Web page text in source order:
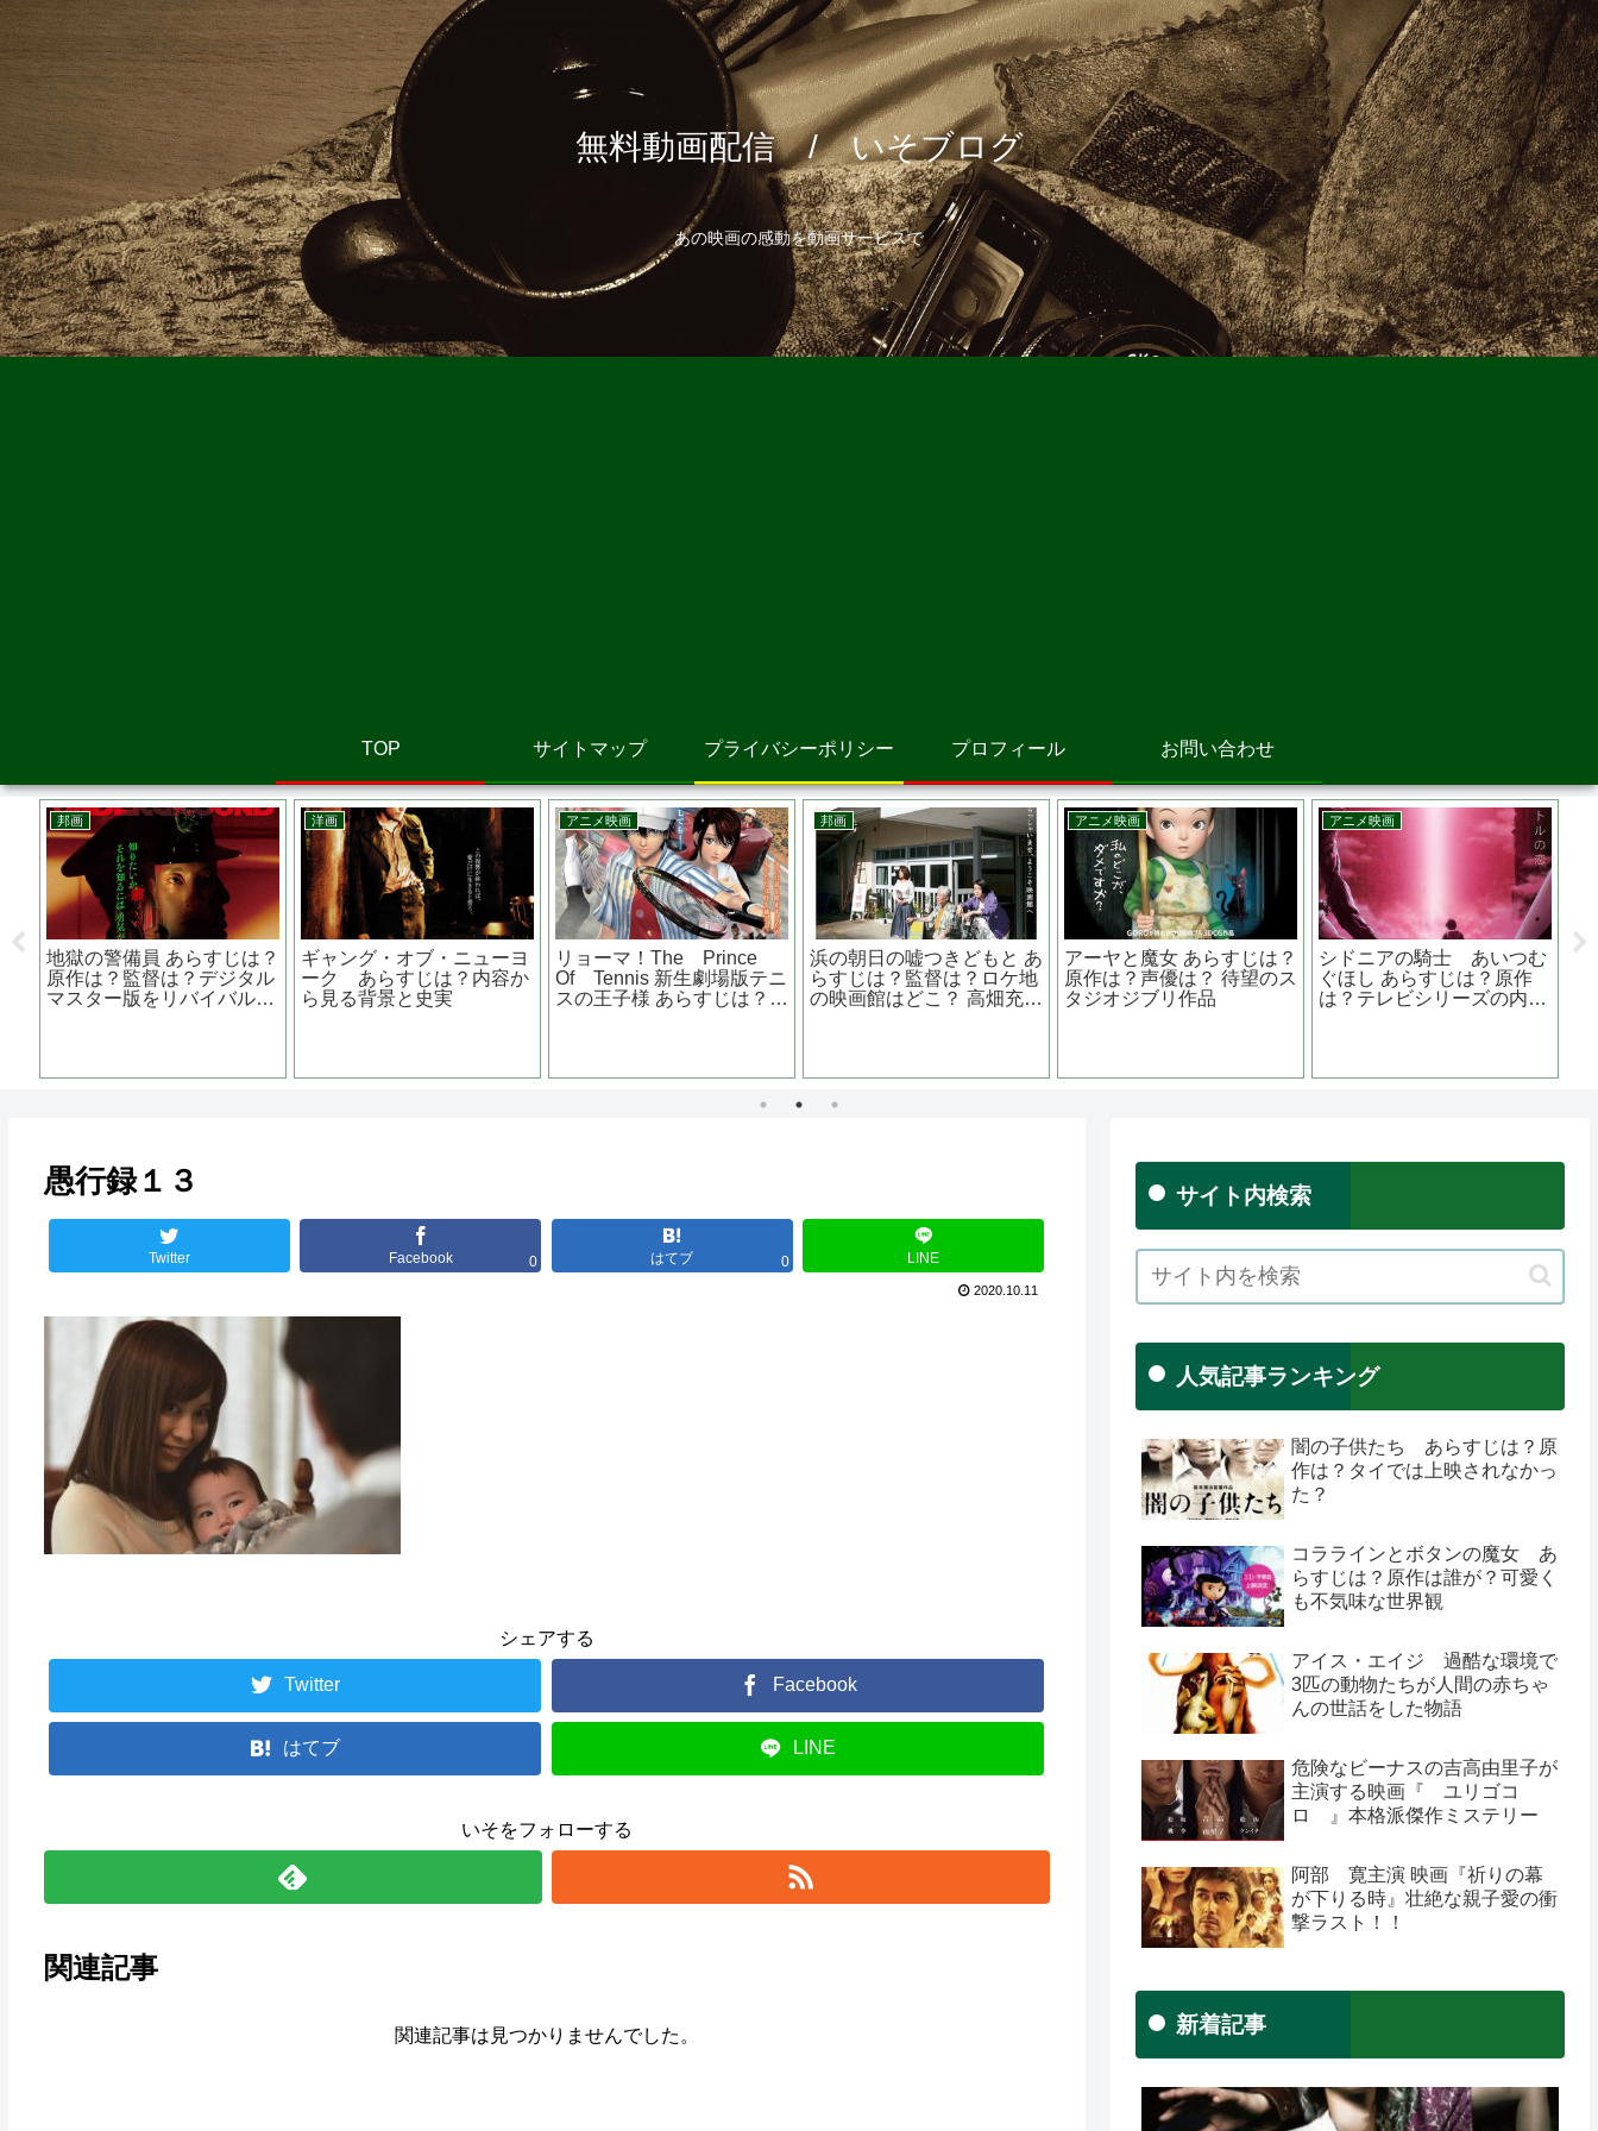
無料動画配信 / いそブログ
あの映画の感動を動画サービスで
TOP サイトマップ プライバシーポリシー プロフィール お問い合わせ
いつむ
原作
の内容
韓国映画
無垢なる証人 チョン・ウ
ソン主演 キム・ヒャンギ
さんの演技が素晴らしい
邦画
ＦＵＮＮＹ ＢＵＮＮＹ あ
らすじは？原作は？ロケ地
は？ 中川大志主演
韓国映画
雨とあなたの物語 あらすじ
は？監督は？ 韓国恋愛映画
代表作は？ カン・ハヌル主
洋画
Ｇ．Ｉ．ジョー 漆黒のス
ネークアイズ あらすじは？
キャストは？ 日本のロケ地
邦画
真夏の方程式 あらすじ
は？キャストは？？前作、
容疑者Xの献身との違い
アニメ映画
サイダーのように言葉が湧
き上がる あらすじは？原
は？ 気になる声優は？
愚行録１３
Twitter Facebook 0 はてブ 0 LINE
2020.10.11
シェアする
Twitter Facebook
はてブ LINE
いそをフォローする
関連記事
関連記事は見つかりませんでした。
サイト内検索
人気記事ランキング
闇の子供たち あらすじは？原
作は？タイでは上映されなかっ
た？
コララインとボタンの魔女 あ
らすじは？原作は誰が？可愛く
も不気味な世界観
アイス・エイジ 過酷な環境で
3匹の動物たちが人間の赤ちゃ
んの世話をした物語
危険なビーナスの吉高由里子が
主演する映画『 ユリゴコ
ロ 』本格派傑作ミステリー
阿部 寛主演 映画『祈りの幕
が下りる時』壮絶な親子愛の衝
撃ラスト！！
新着記事